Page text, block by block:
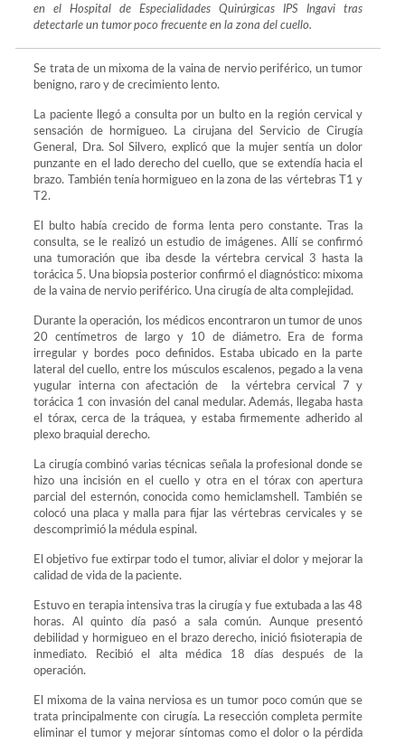
en el Hospital de Especialidades Quirúrgicas IPS Ingavi tras
detectarle un tumor poco frecuente en la zona del cuello.
Se trata de un mixoma de la vaina de nervio periférico, un tumor
benigno, raro y de crecimiento lento.
La paciente llegó a consulta por un bulto en la región cervical y
sensación de hormigueo. La cirujana del Servicio de Cirugía
General, Dra. Sol Silvero, explicó que la mujer sentía un dolor
punzante en el lado derecho del cuello, que se extendía hacia el
brazo. También tenía hormigueo en la zona de las vértebras T1 y
T2.
El bulto había crecido de forma lenta pero constante. Tras la
consulta, se le realizó un estudio de imágenes. Allí se confirmó
una tumoración que iba desde la vértebra cervical 3 hasta la
torácica 5. Una biopsia posterior confirmó el diagnóstico: mixoma
de la vaina de nervio periférico. Una cirugía de alta complejidad.
Durante la operación, los médicos encontraron un tumor de unos
20 centímetros de largo y 10 de diámetro. Era de forma
irregular y bordes poco definidos. Estaba ubicado en la parte
lateral del cuello, entre los músculos escalenos, pegado a la vena
yugular interna con afectación de la vértebra cervical 7 y
torácica 1 con invasión del canal medular. Además, llegaba hasta
el tórax, cerca de la tráquea, y estaba firmemente adherido al
plexo braquial derecho.
La cirugía combinó varias técnicas señala la profesional donde se
hizo una incisión en el cuello y otra en el tórax con apertura
parcial del esternón, conocida como hemiclamshell. También se
colocó una placa y malla para fijar las vértebras cervicales y se
descomprimió la médula espinal.
El objetivo fue extirpar todo el tumor, aliviar el dolor y mejorar la
calidad de vida de la paciente.
Estuvo en terapia intensiva tras la cirugía y fue extubada a las 48
horas. Al quinto día pasó a sala común. Aunque presentó
debilidad y hormigueo en el brazo derecho, inició fisioterapia de
inmediato. Recibió el alta médica 18 días después de la
operación.
El mixoma de la vaina nerviosa es un tumor poco común que se
trata principalmente con cirugía. La resección completa permite
eliminar el tumor y mejorar síntomas como el dolor o la pérdida